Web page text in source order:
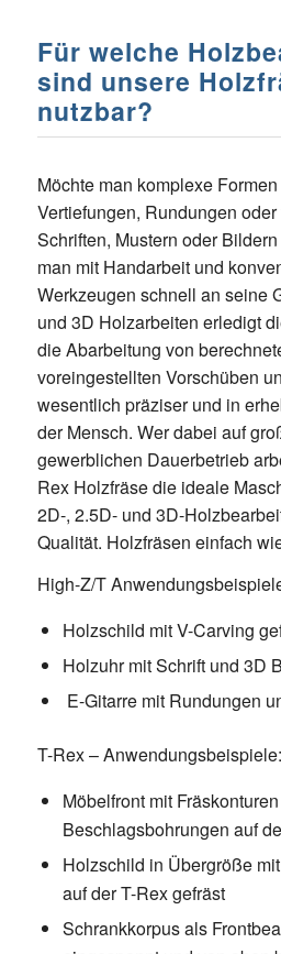
Für welche
sind unsere
nutzbar?
Möchte man komplexe
Vertiefungen, Rundungen
Schriften, Mustern oder
man mit Handarbeit und
Werkzeugen schnell an seine
und 3D Holzarbeiten erledigt
die Abarbeitung von
voreingestellten Vorschüben
wesentlich präziser und in
der Mensch. Wer dabei auf
gewerblichen Dauerbetrieb
Rex Holzfräse die ideale
2D-, 2.5D- und 3D-
Qualität. Holzfräsen einfach
High-Z/T
Holzschild mit V-Carving
Holzuhr mit Schrift und 3D
E-Gitarre mit Rundungen
T-Rex – Anwendungsbeispiele:
Möbelfront mit
Beschlagsbohrungen auf
Holzschild in Übergröße
auf der T-Rex gefräst
Schrankkorpus als